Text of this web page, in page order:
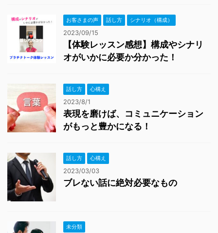
お客さまの声 話し方 シナリオ（構成）
2023/09/15
【体験レッスン感想】構成やシナリ
オがいかに必要か分かった！
話し方 心構え
2023/8/1
表現を磨けば、コミュニケーション
がもっと豊かになる！
話し方 心構え
2023/03/03
ブレない話に絶対必要なもの
未分類